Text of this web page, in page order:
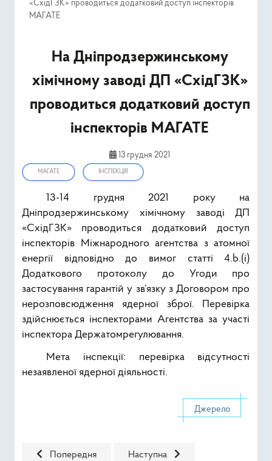
Публічна інформація
Type 2 or
«СхідГЗК» проводиться додатковий доступ інспекторів
МАГАТЕ
На Дніпродзержинському
хімічному заводі ДП «СхідГЗК»
проводиться додатковий доступ
інспекторів МАГАТЕ
13 грудня 2021
МАГАТЕ ІНСПЕКЦІЯ
13-14 грудня 2021 року на
Дніпродзержинському хімічному заводі ДП
«СхідГЗК» проводиться додатковий доступ
інспекторів Міжнародного агентства з атомної
енергії відповідно до вимог статті 4.b.(i)
Додаткового протоколу до Угоди про
застосування гарантій у зв’язку з Договором про
нерозповсюдження ядерної зброї. Перевірка
здійснюється інспекторами Агентства за участі
інспектора Держатомрегулювання.
Мета інспекції: перевірка відсутності
незаявленої ядерної діяльності.
Попередня стаття: Від відчуження до відродження:
Попередня Наступна стаття: У ДУ
Наступна
Джерело